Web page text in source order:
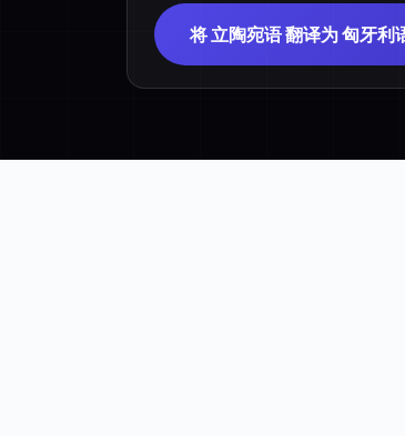
将 立陶宛语 翻译为 匈牙利